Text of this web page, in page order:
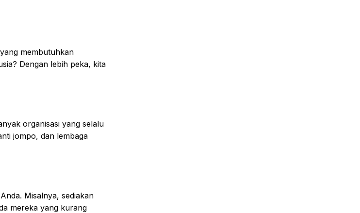
membutuhkan
Dengan lebih peka, kita
organisasi yang selalu
jompo, dan lembaga
Misalnya, sediakan
mereka yang kurang